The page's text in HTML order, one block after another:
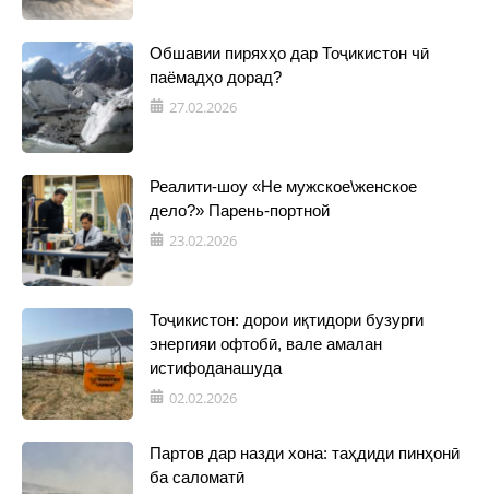
Обшавии пиряхҳо дар Тоҷикистон чӣ
паёмадҳо дорад?
27.02.2026
Реалити-шоу «Не мужское\женское
дело?» Парень-портной
23.02.2026
Тоҷикистон: дорои иқтидори бузурги
энергияи офтобӣ, вале амалан
истифоданашуда
02.02.2026
Партов дар назди хона: таҳдиди пинҳонӣ
ба саломатӣ